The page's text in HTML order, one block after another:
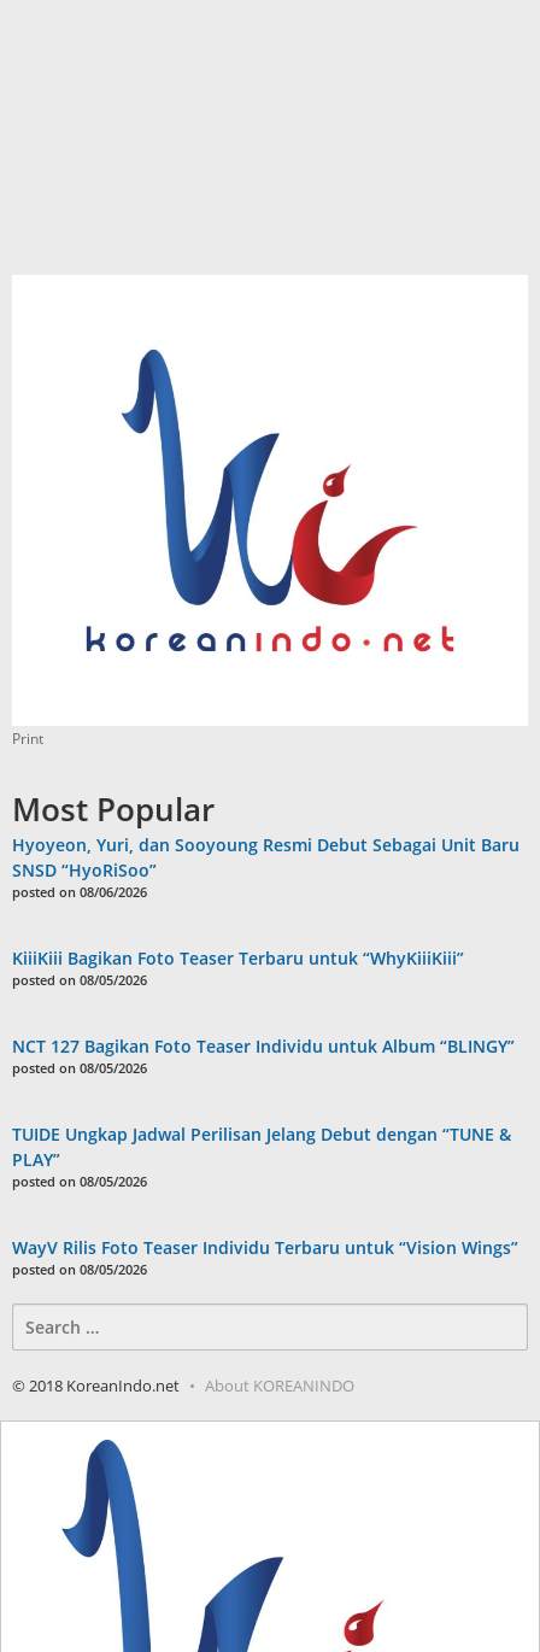
Print
Most Popular
Hyoyeon, Yuri, dan Sooyoung Resmi Debut Sebagai Unit Baru
SNSD “HyoRiSoo”
posted on 08/06/2026
KiiiKiii Bagikan Foto Teaser Terbaru untuk “WhyKiiiKiii”
posted on 08/05/2026
NCT 127 Bagikan Foto Teaser Individu untuk Album “BLINGY”
posted on 08/05/2026
TUIDE Ungkap Jadwal Perilisan Jelang Debut dengan “TUNE &
PLAY”
posted on 08/05/2026
WayV Rilis Foto Teaser Individu Terbaru untuk “Vision Wings”
posted on 08/05/2026
for:
© 2018 KoreanIndo.net About KOREANINDO